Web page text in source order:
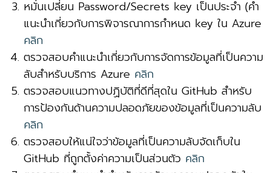
หมั่นเปลี่ยน Password/Secrets key เป็นประจำ (คำ
แนะนำเกี่ยวกับการพิจารณาการกำหนด key ใน Azure
คลิก
ตรวจสอบคําแนะนําเกี่ยวกับการจัดการข้อมูลที่เป็นความ
ลับสําหรับบริการ Azure คลิก
ตรวจสอบแนวทางปฏิบัติที่ดีที่สุดใน GitHub สําหรับ
การป้องกันด้านความปลอดภัยของข้อมูลที่เป็นความลับ
คลิก
ตรวจสอบให้แน่ใจว่าข้อมูลที่เป็นความลับจัดเก็บใน
GitHub ที่ถูกตั้งค่าความเป็นส่วนตัว คลิก